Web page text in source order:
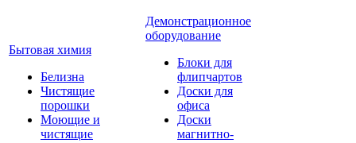
Бытовая химия
Белизна
Чистящие
порошки
Моющие и
чистящие
Демонстрационное
оборудование
Блоки для
флипчартов
Доски для
офиса
Доски
магнитно-